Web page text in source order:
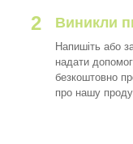
2 Виникли
Напишіть або
надати
безкоштовно
про нашу